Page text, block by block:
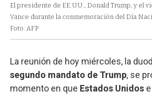
El presidente de EE.UU., Donald Trump, y el
Vance durante la conmemoración del Día
Foto: AFP
La reunión de hoy miércoles, la
segundo mandato de Trump, se
momento en que Estados Unidos